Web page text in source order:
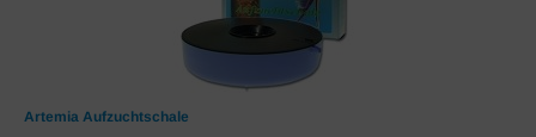
Artemia Aufzuchtschale